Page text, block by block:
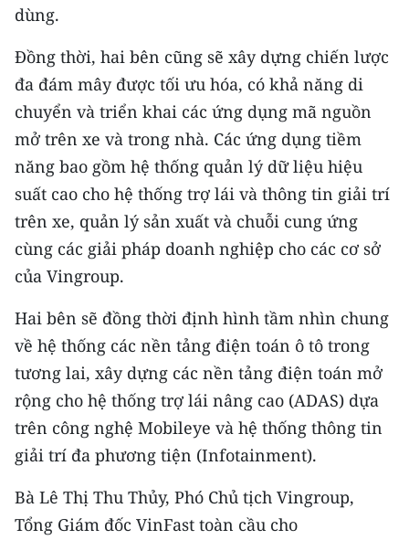
Media Văn hóa
Media Xã hội
Media Pháp luật
Media Du lịch
Media Thế giới
Media Thể thao
Media Giáo dục
Media Khoa học - Công nghệ
Media Môi trường
Ảnh
Infographic
TIN MỚI
dùng.
Đồng thời, hai bên cũng sẽ xây dựng chiến lược
đa đám mây được tối ưu hóa, có khả năng di
chuyển và triển khai các ứng dụng mã nguồn
mở trên xe và trong nhà. Các ứng dụng tiềm
năng bao gồm hệ thống quản lý dữ liệu hiệu
suất cao cho hệ thống trợ lái và thông tin giải trí
trên xe, quản lý sản xuất và chuỗi cung ứng
cùng các giải pháp doanh nghiệp cho các cơ sở
của Vingroup.
Hai bên sẽ đồng thời định hình tầm nhìn chung
về hệ thống các nền tảng điện toán ô tô trong
tương lai, xây dựng các nền tảng điện toán mở
rộng cho hệ thống trợ lái nâng cao (ADAS) dựa
trên công nghệ Mobileye và hệ thống thông tin
giải trí đa phương tiện (Infotainment).
Bà Lê Thị Thu Thủy, Phó Chủ tịch Vingroup,
Tổng Giám đốc VinFast toàn cầu cho